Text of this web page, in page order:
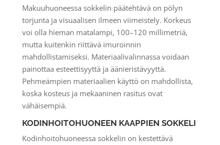
Makuuhuoneessa sokkelin päätehtävä on pölyn
torjunta ja visuaalisen ilmeen viimeistely. Korkeus
voi olla hieman matalampi, 100–120 millimetriä,
mutta kuitenkin riittävä imuroinnin
mahdollistamiseksi. Materiaalivalinnassa voidaan
painottaa esteettisyyttä ja äänieristävyyttä.
Pehmeämpien materiaalien käyttö on mahdollista,
koska kosteus ja mekaaninen rasitus ovat
vähäisempiä.
KODINHOITOHUONEEN KAAPPIEN SOKKELI
Kodinhoitohuoneessa sokkelin on kestettävä